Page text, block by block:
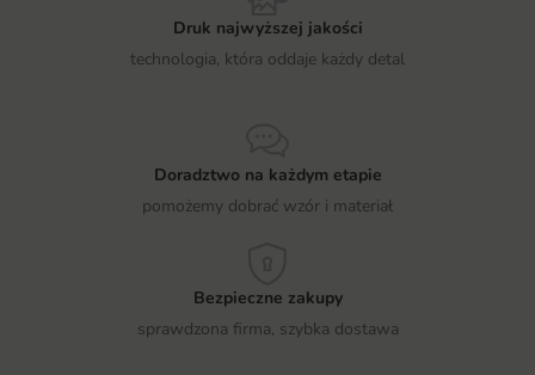
Druk najwyższej jakości
technologia, która oddaje każdy detal
Doradztwo na każdym etapie
pomożemy dobrać wzór i materiał
Bezpieczne zakupy
sprawdzona firma, szybka dostawa